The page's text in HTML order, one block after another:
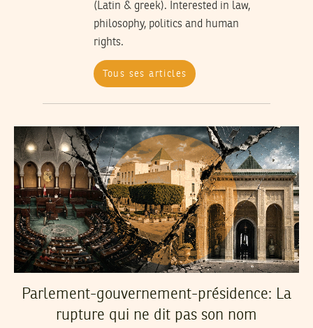
(Latin & greek). Interested in law,
philosophy, politics and human
rights.
Tous ses articles
Parlement-gouvernement-présidence: La
rupture qui ne dit pas son nom